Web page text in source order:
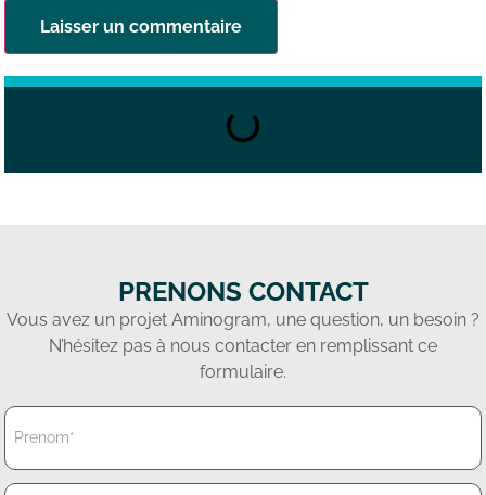
PRENONS CONTACT
Vous avez un projet Aminogram, une question, un besoin ?
N’hésitez pas à nous contacter en remplissant ce
formulaire.